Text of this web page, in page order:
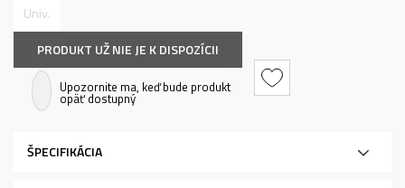
Univ.
PRODUKT UŽ NIE JE K DISPOZÍCII
Upozornite ma, keď bude produkt
opäť dostupný
ŠPECIFIKÁCIA